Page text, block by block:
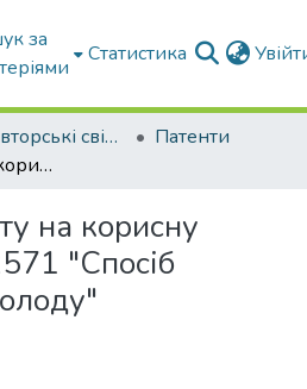
за
Статистика
Патенти та авторські свідоцтва
Патенти
Опис до патенту на корисну модель № 102571 "Спосіб виробництва солоду"
на корисну
"Спосіб